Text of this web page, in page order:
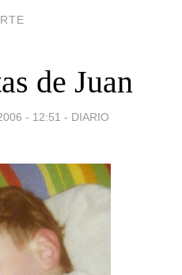
de Juan
- 12:51 - DIARIO